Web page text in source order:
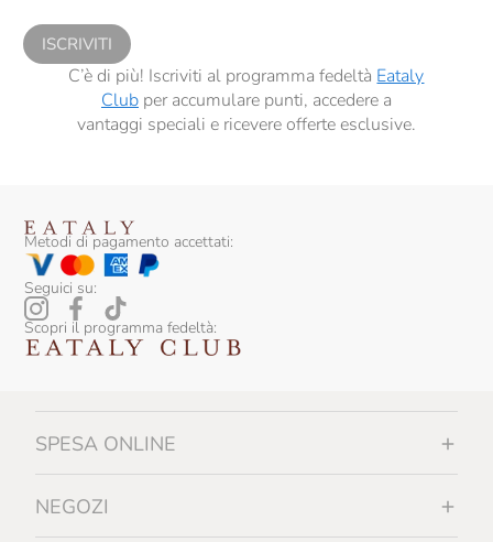
ISCRIVITI
C’è di più! Iscriviti al programma fedeltà Eataly
Clubper accumulare punti, accedere a
vantaggi speciali e ricevere offerte esclusive.
Metodi di pagamento accettati:
Seguici su:
Scopri il programma fedeltà:
SPESA ONLINE
NEGOZI